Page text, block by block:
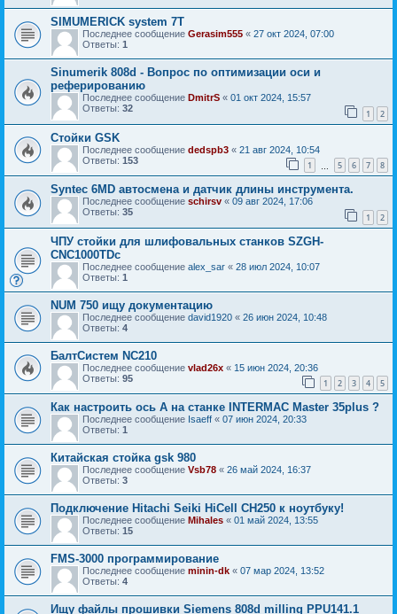
SIMUMERICK system 7T
Последнее сообщение Gerasim555 « 27 окт 2024, 07:00
Ответы: 1
Sinumerik 808d - Вопрос по оптимизации оси и
реферированию
Последнее сообщение DmitrS « 01 окт 2024, 15:57
Ответы: 32 1 2
Стойки GSK
Последнее сообщение dedspb3 « 21 авг 2024, 10:54
Ответы: 153 1 5 6 7 8
Syntec 6MD автосмена и датчик длины инструмента.
Последнее сообщение schirsv « 09 авг 2024, 17:06
Ответы: 35 1 2
ЧПУ стойки для шлифовальных станков SZGH-
CNC1000TDc
Последнее сообщение alex_sar « 28 июл 2024, 10:07
Ответы: 1
NUM 750 ищу документацию
Последнее сообщение david1920 « 26 июн 2024, 10:48
Ответы: 4
БалтСистем NC210
Последнее сообщение vlad26x « 15 июн 2024, 20:36
Ответы: 95 1 2 3 4 5
Как настроить ось А на станке INTERMAC Master 35plus ?
Последнее сообщение Isaeff « 07 июн 2024, 20:33
Ответы: 1
Китайская стойка gsk 980
Последнее сообщение Vsb78 « 26 май 2024, 16:37
Ответы: 3
Подключение Hitachi Seiki HiCell CH250 к ноутбуку!
Последнее сообщение Mihales « 01 май 2024, 13:55
Ответы: 15
FMS-3000 программирование
Последнее сообщение minin-dk « 07 мар 2024, 13:52
Ответы: 4
Ищу файлы прошивки Siemens 808d milling PPU141.1